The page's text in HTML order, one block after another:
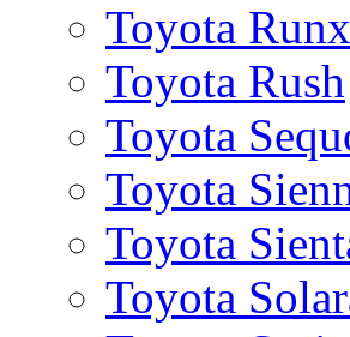
Toyota Runx
Toyota Rush
Toyota
Toyota
Toyota
Toyota